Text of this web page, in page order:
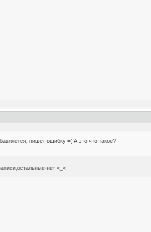
пишет ошибку =( А это что такое?
нет <_<